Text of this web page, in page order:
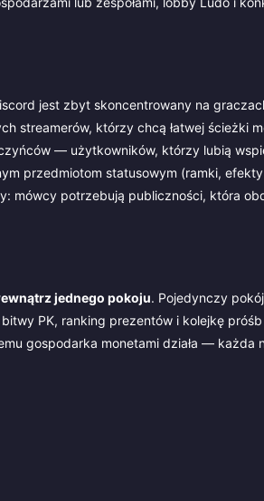
jest zbyt skoncentrowany na
streamerów, którzy chcą łatwej ścieżki
— użytkowników, którzy lubią
przedmiotom statusowym (ramki,
mówcy potrzebują publiczności, która
jednego pokoju. Pojedynczy
PK, ranking prezentów i kolejkę
gospodarka monetami działa — każda